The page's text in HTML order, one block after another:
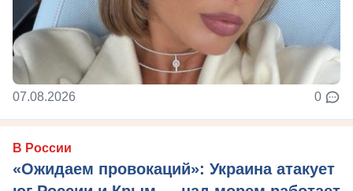
07.08.2026 0
В России
«Ожидаем провокаций»: Украина атакует